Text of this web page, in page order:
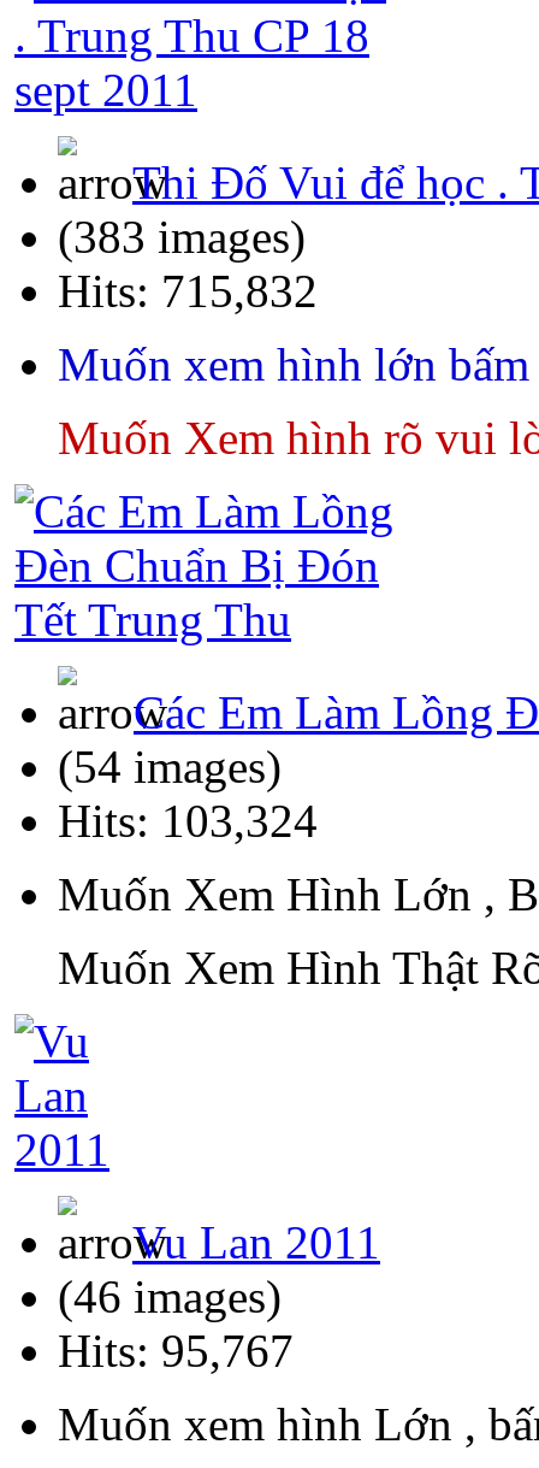
Thi Đố Vui để học .
(383 images)
Hits: 715,832
Muốn xem hình lớn
Muốn Xem hình rõ vui
Các Em Làm Lồng
(54 images)
Hits: 103,324
Muốn Xem Hình Lớn ,
Muốn Xem Hình Thật
Vu Lan 2011
(46 images)
Hits: 95,767
Muốn xem hình Lớn ,